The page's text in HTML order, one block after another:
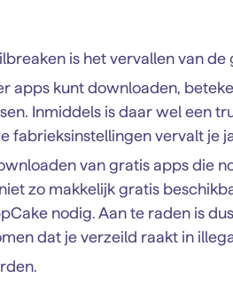
is het vervallen van
apps kunt downloaden,
Inmiddels is daar wel een
fabrieksinstellingen vervalt je
van gratis apps die
zo makkelijk gratis
nodig. Aan te raden is
dat je verzeild raakt in